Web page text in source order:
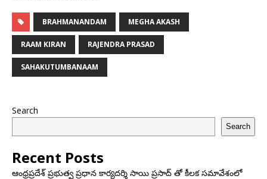
BRAHMANANDAM MEGHA AKASH
RAAM KIRAN RAJENDRA PRASAD
SAHAKUTUMBANAAM
Search
Search
Recent Posts
ఆంధ్రప్రదేశ్ ప్రభుత్వ ప్రధాన కార్యదర్శి సాయి ప్రసాద్ తో కీలక సమావేశంలో